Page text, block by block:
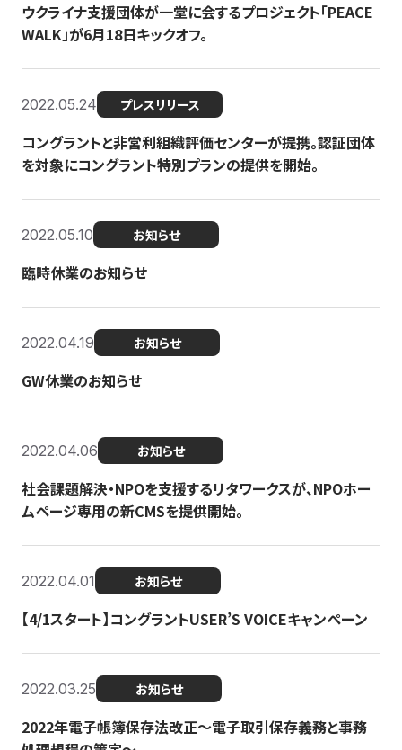
ウクライナ支援団体が一堂に会するプロジェクト「PEACE
WALK」が6月18日キックオフ。
2022.05.24 プレスリリース
コングラントと非営利組織評価センターが提携。認証団体
を対象にコングラント特別プランの提供を開始。
2022.05.10 お知らせ
臨時休業のお知らせ
2022.04.19 お知らせ
GW休業のお知らせ
2022.04.06 お知らせ
社会課題解決・NPOを支援するリタワークスが、NPOホー
ムページ専用の新CMSを提供開始。
2022.04.01 お知らせ
【4/1スタート】コングラントUSER’S VOICEキャンペーン
2022.03.25 お知らせ
2022年電子帳簿保存法改正～電子取引保存義務と事務